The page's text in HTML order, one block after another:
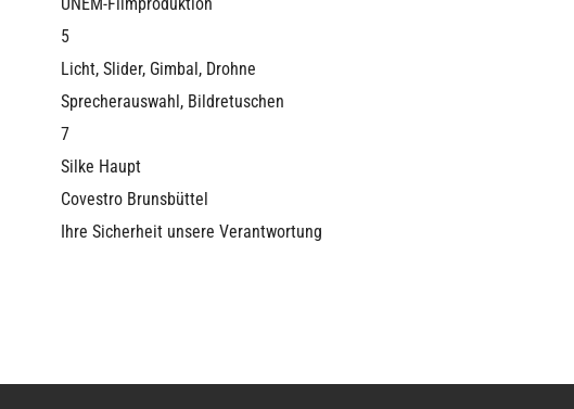
5
Licht, Slider, Gimbal, Drohne
Sprecherauswahl, Bildretuschen
7
Silke Haupt
Covestro Brunsbüttel
Ihre Sicherheit unsere Verantwortung